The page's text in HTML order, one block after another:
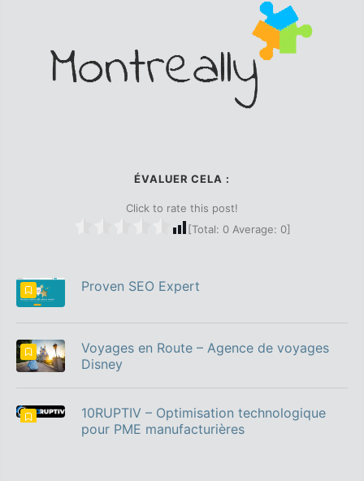
ÉVALUER CELA :
Click to rate this post!
[Total: 0Average: 0]
Proven SEO Expert
Voyages en Route – Agence de voyages
Disney
10RUPTIV – Optimisation technologique
pour PME manufacturières